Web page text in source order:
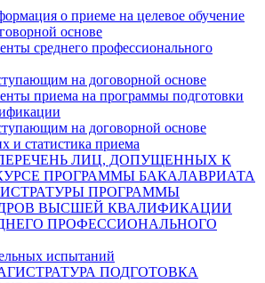
о приеме на целевое обучение
основе
среднего профессионального
на договорной основе
приема на программы подготовки
на договорной основе
и статистика приема
ЛИЦ, ДОПУЩЕННЫХ К
ПРОГРАММЫ БАКАЛАВРИАТА
ПРОГРАММЫ
ВЫСШЕЙ КВАЛИФИКАЦИИ
ПРОФЕССИОНАЛЬНОГО
испытаний
ПОДГОТОВКА